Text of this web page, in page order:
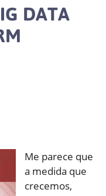
DATA
Me parece que
a medida que
crecemos,